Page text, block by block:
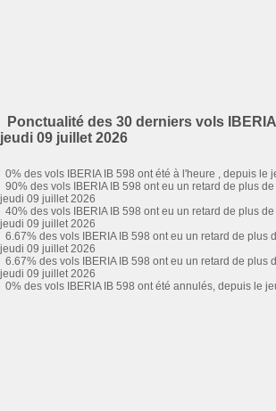
Ponctualité des 30 derniers vols
jeudi 09 juillet 2026
0% des vols IBERIA IB 598 ont été à l'heure , depuis le
90% des vols IBERIA IB 598 ont eu un retard de plus
jeudi 09 juillet 2026
40% des vols IBERIA IB 598 ont eu un retard de plus
jeudi 09 juillet 2026
6.67% des vols IBERIA IB 598 ont eu un retard de plus
jeudi 09 juillet 2026
6.67% des vols IBERIA IB 598 ont eu un retard de plus
jeudi 09 juillet 2026
0% des vols IBERIA IB 598 ont été annulés, depuis le